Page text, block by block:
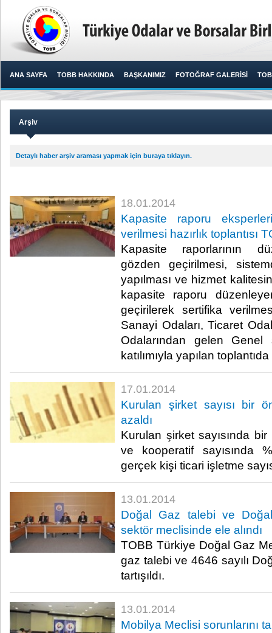
ANA SAYFA TOBB HAKKINDA BAŞKANIMIZ FOTOĞRAF GALERİSİ
Arşiv
Detaylı haber arşiv araması yapmak için buraya tıklayın.
18.01.2014
Kapasite raporu
verilmesi hazırlık toplantısı
Kapasite raporlarının
gözden geçirilmesi,
yapılması ve hizmet
kapasite raporu
geçirilerek sertifika
Sanayi Odaları, Ticaret
Odalarından gelen Genel
katılımıyla yapılan
17.01.2014
Kurulan şirket sayısı bir
azaldı
Kurulan şirket sayısında
ve kooperatif sayısında
gerçek kişi ticari işletme
13.01.2014
Doğal Gaz talebi ve
sektör meclisinde ele alındı
TOBB Türkiye Doğal Gaz
gaz talebi ve 4646 sayılı
tartışıldı.​
13.01.2014
Mobilya Meclisi sorunlarını